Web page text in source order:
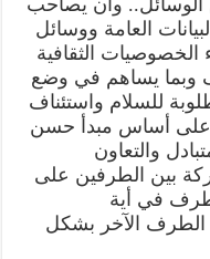
العامة ووسائل
الخصوصيات الثقافية
وبما يساهم في وضع
للسلام واستئناف
على أساس مبدأ حسن
والتعاون
بين الطرفين على
في أية
الآخر بشكل